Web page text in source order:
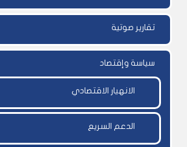
تقارير صوتية
سياسة وإقتصاد
الانهيار الاقتصادي
الدعم السريع